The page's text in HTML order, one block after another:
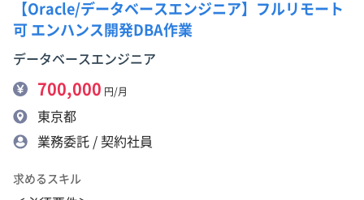
【Oracle/データベースエンジニア】フルリモート
可 エンハンス開発DBA作業
データベースエンジニア
700,000 円/月
東京都
業務委託 / 契約社員
求めるスキル